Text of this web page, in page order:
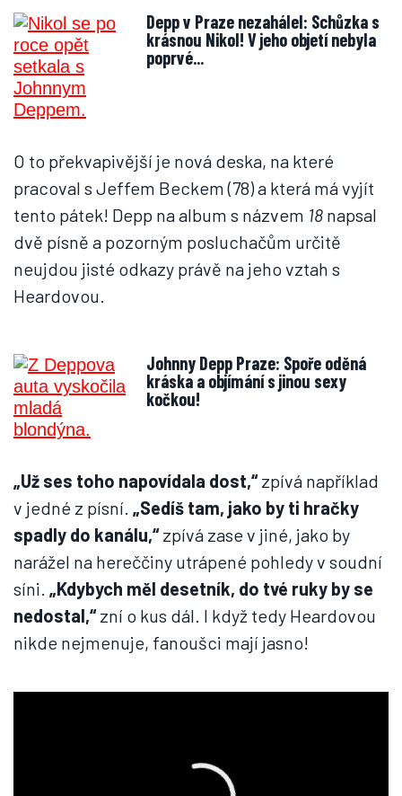
Depp v Praze nezahálel: Schůzka s
krásnou Nikol! V jeho objetí nebyla
poprvé...
O to překvapivější je nová deska, na které
pracoval s Jeffem Beckem (78) a která má vyjít
tento pátek! Depp na album s názvem 18 napsal
dvě písně a pozorným posluchačům určitě
neujdou jisté odkazy právě na jeho vztah s
Heardovou.
Johnny Depp Praze: Spoře oděná
kráska a objímání s jinou sexy
kočkou!
„Už ses toho napovídala dost,“zpívá například
v jedné z písní. „Sedíš tam, jako by ti hračky
spadly do kanálu,“zpívá zase v jiné, jako by
narážel na hereččiny utrápené pohledy v soudní
síni. „Kdybych měl desetník, do tvé ruky by se
nedostal,“zní o kus dál. I když tedy Heardovou
nikde nejmenuje, fanoušci mají jasno!